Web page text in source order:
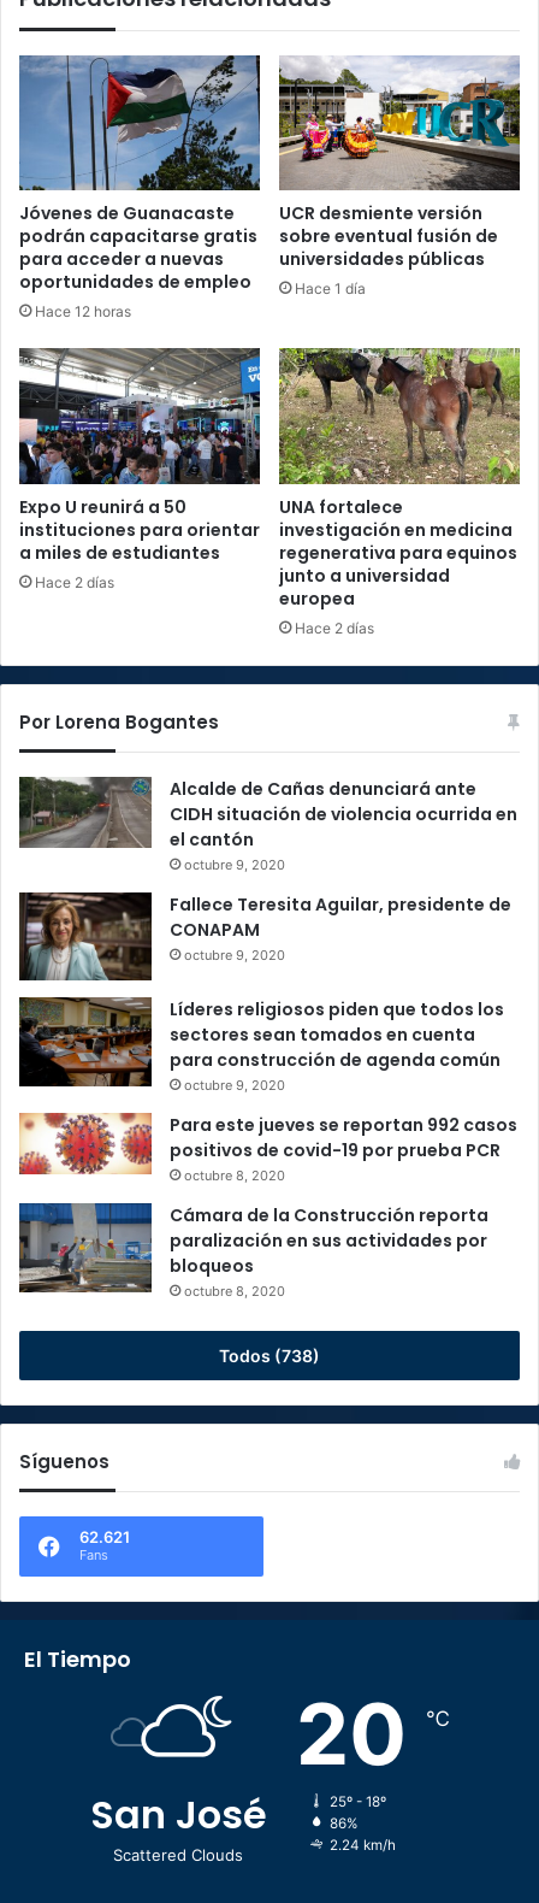
Jóvenes de Guanacaste
podrán capacitarse gratis
para acceder a nuevas
oportunidades de empleo
Hace 12 horas
UCR desmiente versión
sobre eventual fusión de
universidades públicas
Hace 1 día
Expo U reunirá a 50
instituciones para orientar
a miles de estudiantes
Hace 2 días
UNA fortalece
investigación en medicina
regenerativa para equinos
junto a universidad
europea
Hace 2 días
Por Lorena Bogantes
Alcalde de Cañas denunciará ante
CIDH situación de violencia ocurrida en
el cantón
octubre 9, 2020
Fallece Teresita Aguilar, presidente de
CONAPAM
octubre 9, 2020
Líderes religiosos piden que todos los
sectores sean tomados en cuenta
para construcción de agenda común
octubre 9, 2020
Para este jueves se reportan 992 casos
positivos de covid-19 por prueba PCR
octubre 8, 2020
Cámara de la Construcción reporta
paralización en sus actividades por
bloqueos
octubre 8, 2020
Todos (738)
Síguenos
62.621
Fans
El Tiempo
San José
Scattered Clouds
20 ℃
25º - 18º
86%
2.24 km/h